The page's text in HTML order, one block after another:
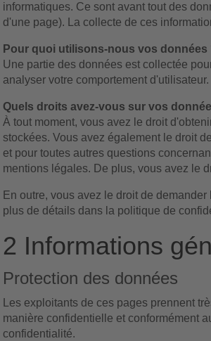
informatiques. Ce sont avant tout des
d'une page). La collecte de ces
Pour quoi utilisons-nous vos données
Une partie des données est collectée
analyser votre comportement d'utilisateur.
Quels droits avez-vous sur vos
À tout moment, vous avez le droit
stockées. Vous avez également le droit
et pour toutes autres questions
mentions légales. De plus, vous avez le
En outre, vous avez le droit de
plus de détails dans la politique de
2 Informations
Protection des données
Les exploitants de ces pages prennent
manière confidentielle et conformément
confidentialité.